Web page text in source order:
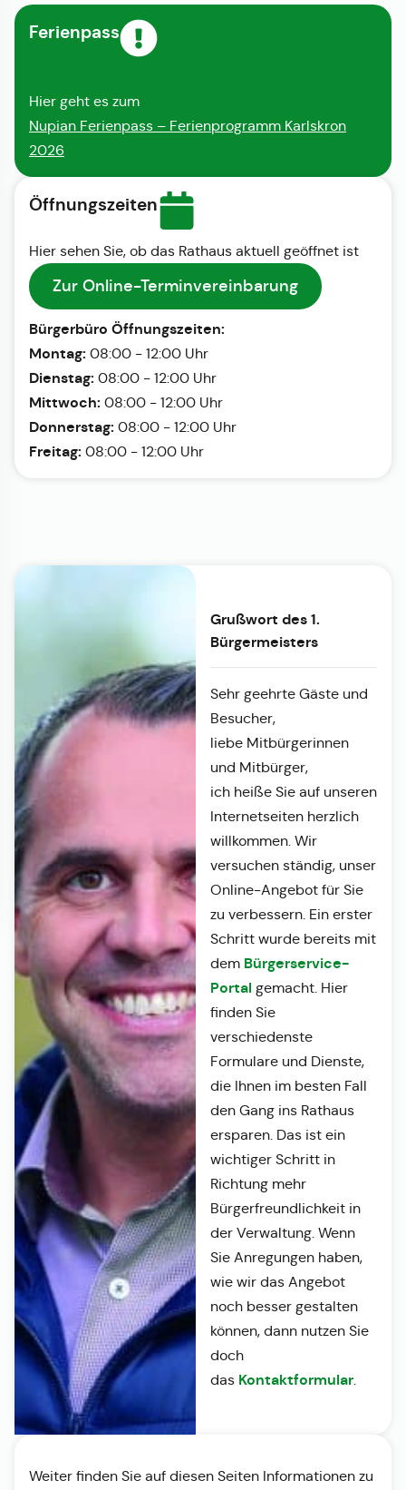
Ferienpass
Hier geht es zum
Nupian Ferienpass – Ferienprogramm Karlskron
2026
Öffnungszeiten
Hier sehen Sie, ob das Rathaus aktuell geöffnet ist
Zur Online-Terminvereinbarung
Bürgerbüro Öffnungszeiten:
Montag: 08:00 - 12:00 Uhr
Dienstag: 08:00 - 12:00 Uhr
Mittwoch: 08:00 - 12:00 Uhr
Donnerstag: 08:00 - 12:00 Uhr
Freitag: 08:00 - 12:00 Uhr
Grußwort des 1.
Bürgermeisters
Sehr geehrte Gäste und
Besucher,
liebe Mitbürgerinnen
und Mitbürger,
ich heiße Sie auf unseren
Internetseiten herzlich
willkommen. Wir
versuchen ständig, unser
Online-Angebot für Sie
zu verbessern. Ein erster
Schritt wurde bereits mit
dem Bürgerservice-
Portalgemacht. Hier
finden Sie
verschiedenste
Formulare und Dienste,
die Ihnen im besten Fall
den Gang ins Rathaus
ersparen. Das ist ein
wichtiger Schritt in
Richtung mehr
Bürgerfreundlichkeit in
der Verwaltung. Wenn
Sie Anregungen haben,
wie wir das Angebot
noch besser gestalten
können, dann nutzen Sie
doch
das Kontaktformular.
Weiter finden Sie auf diesen Seiten Informationen zu